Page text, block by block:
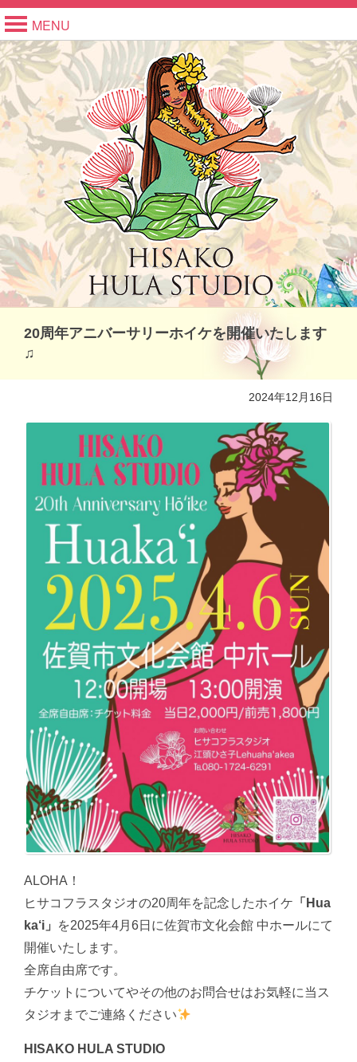
MENU
20周年アニバーサリーホイケを開催いたします
♫
2024年12月16日
ALOHA！
ヒサコフラスタジオの20周年を記念したホイケ 「Hua
ka‘i」
を2025年4月6日に佐賀市文化会館 中ホールにて
開催いたします。
全席自由席です。
チケットについてやその他のお問合せはお気軽に当ス
タジオまでご連絡ください
HISAKO HULA STUDIO